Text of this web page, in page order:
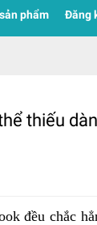
phẩm Đăng
thiếu
đều chắc